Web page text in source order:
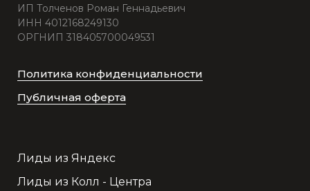
ИП Толченов Роман Геннадьевич
ИНН 4012168249130
ОРГНИП 318405700049531
Политика конфиденциальности
Публичная оферта
Лиды из Яндекс
Лиды из Колл - Центра